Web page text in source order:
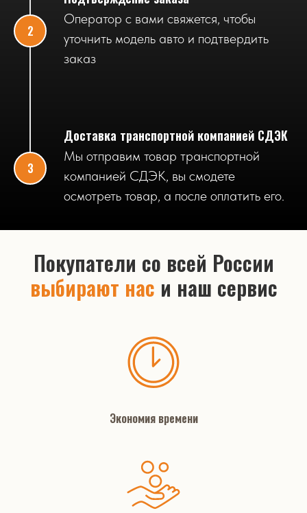
Оператор с вами свяжется, чтобы
уточнить модель авто и подтвердить
заказ
Доставка транспортной компанией СДЭК
Мы отправим товар транспортной
компанией СДЭК, вы смодете
осмотреть товар, а после оплатить его.
Покупатели со всей России
выбирают нас и наш сервис
Экономия времени